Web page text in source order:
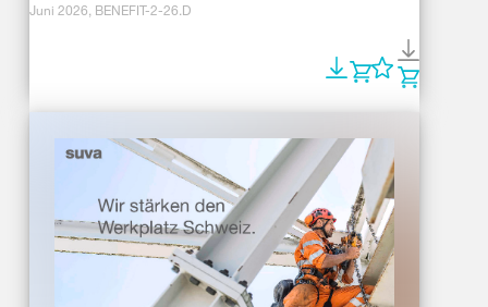
Juni 2026, BENEFIT-2-26.D